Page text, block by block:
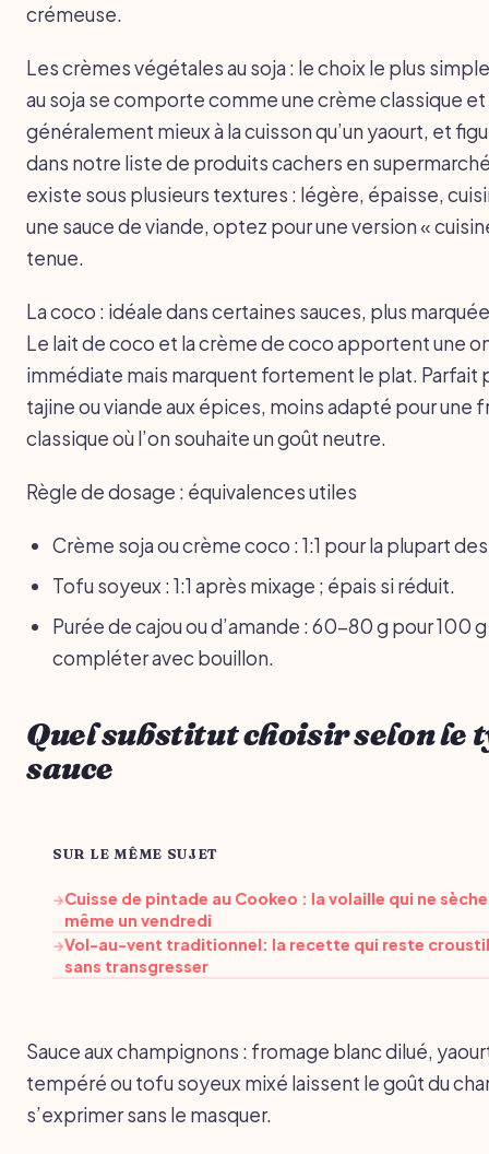
crémeuse.
Les crèmes végétales au soja : le choix le plus
au soja se comporte comme une crème classique
généralement mieux à la cuisson qu’un yaourt, et
dans notre liste de produits cachers en
existe sous plusieurs textures : légère, épaisse,
une sauce de viande, optez pour une version «
tenue.
La coco : idéale dans certaines sauces, plus
Le lait de coco et la crème de coco apportent une
immédiate mais marquent fortement le plat. Parfait
tajine ou viande aux épices, moins adapté pour une
classique où l’on souhaite un goût neutre.
Règle de dosage : équivalences utiles
Crème soja ou crème coco : 1:1 pour la plupart
Tofu soyeux : 1:1 après mixage ; épais si réduit.
Purée de cajou ou d’amande : 60-80 g pour 100
compléter avec bouillon.
Quel substitut choisir selon le
sauce
SUR LE MÊME SUJET
→Cuisse de pintade au Cookeo : la volaille qui ne
même un vendredi
→Vol-au-vent traditionnel: la recette qui reste
sans transgresser
Sauce aux champignons : fromage blanc dilué,
tempéré ou tofu soyeux mixé laissent le goût du
s’exprimer sans le masquer.